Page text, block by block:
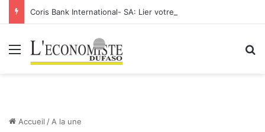
Menu
Accueil / A la une